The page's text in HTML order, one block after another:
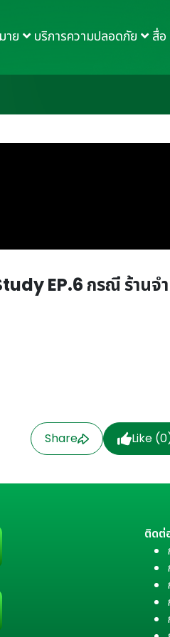
าย บริการความปลอดภัย สื่อ
EP.6 กรณี ร้านจ
Share Like (0
ติดต่